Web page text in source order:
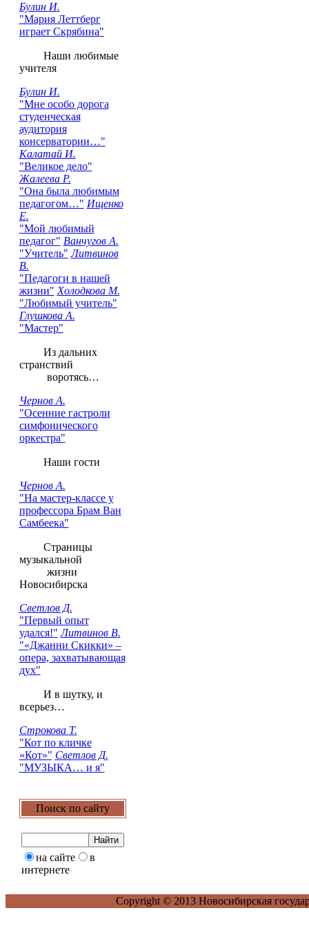
Булин И.
"Мария Леттберг
играет Скрябина"
Наши любимые
учителя
Булин И.
"Мне особо дорога
студенческая
аудитория
консерватории…"
Калатай И.
"Великое дело"
Жалеева Р.
"Она была любимым
педагогом…" Ищенко
Е.
"Мой любимый
педагог" Ванчугов А.
"Учитель" Литвинов
В.
"Педагоги в нашей
жизни" Холодкова М.
"Любимый учитель"
Глушкова А.
"Мастер"
Из дальних
странствий
воротясь…
Чернов А.
"Осенние гастроли
симфонического
оркестра"
Наши гости
Чернов А.
"На мастер-классе у
профессора Брам Ван
Самбеека"
Cтраницы
музыкальной
жизни
Новосибирска
Светлов Д.
"Первый опыт
удался!" Литвинов В.
"«Джанни Скикки» –
опера, захватывающая
дух"
И в шутку, и
всерьез…
Строкова Т.
"Кот по кличке
«Кот»" Светлов Д.
"МУЗЫКА… и я"
Поиск по сайту
на сайте
в
интернете
Copyright © 2013 Новосибирская